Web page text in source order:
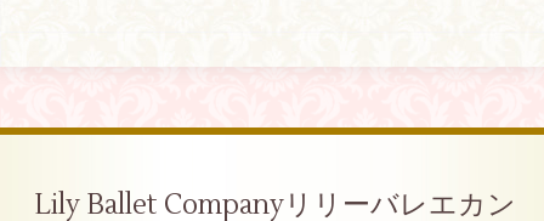
Lily Ballet Companyリリーバレエカン